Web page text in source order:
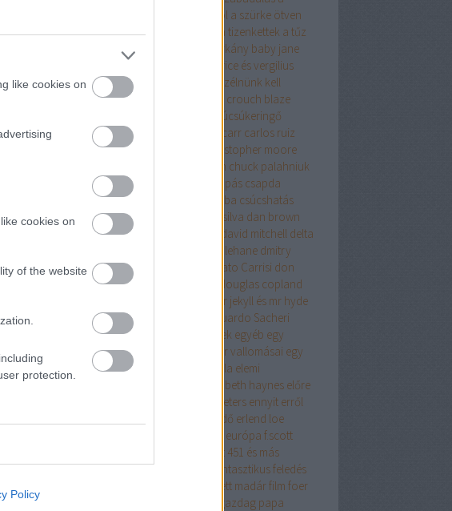
like cookies on
cookies on
of the website
protection.
Policy
szerelemről és más démonokról a szürke ötven
árnyalataa tanya a tizenkettek a tűz
a vacsora a velencei sárkány baby jane
barbár állatok
beatrice és vergilius
benkő lászló
beszélnünk kell
kevinrőlbiff evangéliuma blake crouch blaze
búcsúkeringő
budapest
budapest noir caleb carr carlos ruiz
zafóncartaphilus
christopher moore
chuck hogan chuck palahniuk
cigányút
Címkék csak egy harapás csapda
csikóéveink
csillagainkban a hiba csúcshatás
cyberpunkdaniel keyes daniel silva dan brown
darázsgyár
david mitchell delta
dennis lehane dmitry
glukhovskydonald james Donato Carrisi don
winslowdoppler
douglas copland
dr jekyll és mr hyde
különös esete
Eduardo Sacheri
Edward Albee
egerek és emberek egyéb egy
gyerekegy pohárral egy polgár vallomásai egy
sziget lehetősége
éhezők viadala elemi
elizabeth haynes előre
elvis peeters ennyit erről
erdő erlend loe
európa f.scott
fahrenheit 451 és más
történetekfanatikus fantasztikusfeledés
festett madárfilm foer
gazdag papa